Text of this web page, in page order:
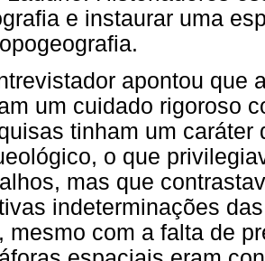
e instaurar uma
apontou que
um cuidado rigoroso
tinham um caráter
o que
mas que
indeterminações
mesmo com a falta de